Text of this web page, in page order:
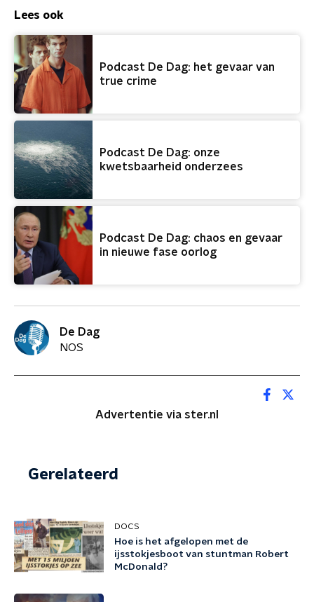
Lees ook
Podcast De Dag: het gevaar van
true crime
Podcast De Dag: onze
kwetsbaarheid onderzees
Podcast De Dag: chaos en gevaar
in nieuwe fase oorlog
De Dag
NOS
Advertentie via ster.nl
Gerelateerd
DOCS
Hoe is het afgelopen met de
ijsstokjesboot van stuntman Robert
McDonald?